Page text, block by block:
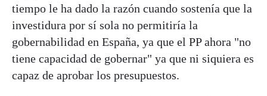
tiempo le ha dado la razón cuando sostenía que la
investidura por sí sola no permitiría la
gobernabilidad en España, ya que el PP ahora "no
tiene capacidad de gobernar" ya que ni siquiera es
capaz de aprobar los presupuestos.